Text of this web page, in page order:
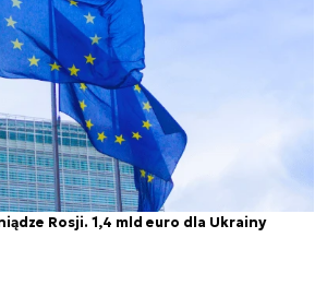
Rosji. 1,4 mld euro dla Ukrainy